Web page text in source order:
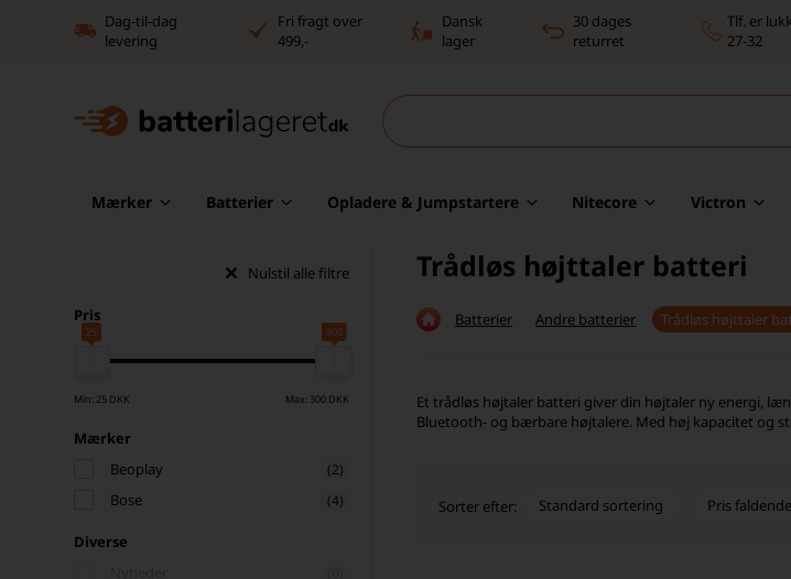
Dag-til-dag
levering
Fri fragt over
499,-
Dansk
lager
30 dages
returret
Tlf. er
27-32
Mærker Batterier Opladere & Jumpstartere Nitecore Victron
Nulstil alle filtre
Pris
25 300
Min: 25 DKK Max: 300 DKK
Mærker
Beoplay
(2)
Bose (4)
Diverse
Trådløs højttaler batteri
Batterier Andre batterier Trådløs højttaler
Et trådløs højtaler batteri giver din højtaler ny energi,
Bluetooth- og bærbare højtalere. Med høj kapacitet og
Sorter efter: Standard sortering Pris faldende